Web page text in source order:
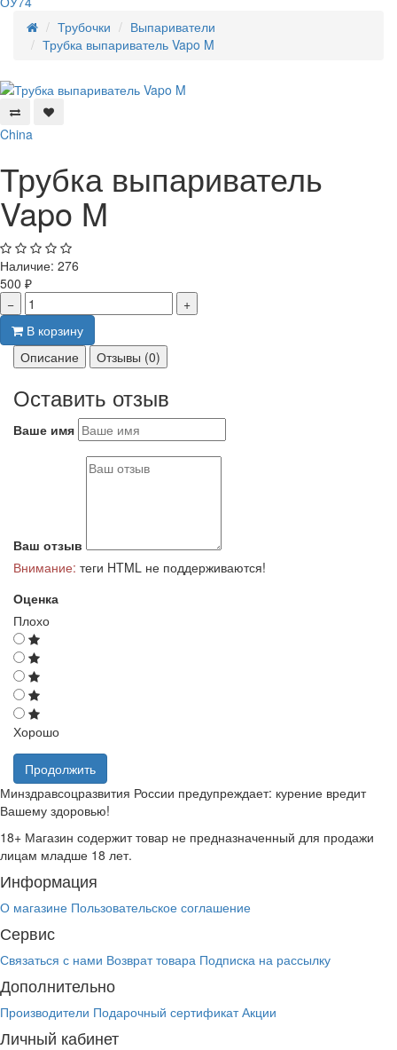
Трубочки
Выпариватели
Трубка выпариватель Vapo M
China
Трубка выпариватель
Vapo M
Наличие: 276
500 ₽
−
+
В корзину
Описание
Отзывы (0)
Оставить отзыв
Ваше имя
Ваш отзыв
Внимание: теги HTML не поддерживаются!
Оценка
Плохо
Хорошо
Продолжить
Минздравсоцразвития России предупреждает: курение вредит
Вашему здоровью!
18+ Магазин содержит товар не предназначенный для продажи
лицам младше 18 лет.
Информация
О магазине Пользовательское соглашение
Сервис
Связаться с нами Возврат товара Подписка на рассылку
Дополнительно
Производители Подарочный сертификат Акции
Личный кабинет